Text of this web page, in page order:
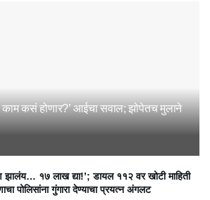
काम कसं होणार?’ आईचा सवाल; झोपेतच मुलाने
झालंय… १७ लाख द्या!’; डायल ११२ वर खोटी माहिती
पोलिसांना गुंगारा देण्याचा प्रयत्न अंगलट